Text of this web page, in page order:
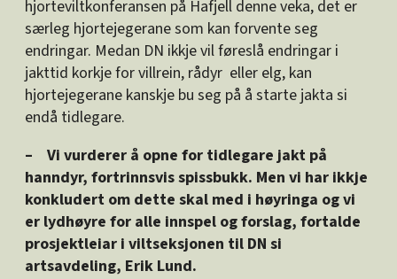
hjorteviltkonferansen på Hafjell denne veka, det er
særleg hjortejegerane som kan forvente seg
endringar. Medan DN ikkje vil føreslå endringar i
jakttid korkje for villrein, rådyr eller elg, kan
hjortejegerane kanskje bu seg på å starte jakta si
endå tidlegare.
– Vi vurderer å opne for tidlegare jakt på
hanndyr, fortrinnsvis spissbukk. Men vi har ikkje
konkludert om dette skal med i høyringa og vi
er lydhøyre for alle innspel og forslag, fortalde
prosjektleiar i viltseksjonen til DN si
artsavdeling, Erik Lund.